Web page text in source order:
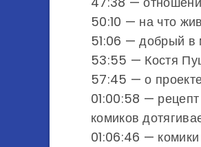
50:10 — на что
51:06 — добрый в
53:55 — Костя
57:45 — о
01:00:58 —
комиков
01:06:46 —